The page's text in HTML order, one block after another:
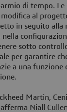
di tempo. Le
al
in seguito alla
sotto
per garantire
a una funzione
Martin,
Niall